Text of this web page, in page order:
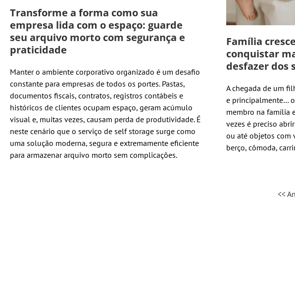
Transforme a forma como sua
empresa lida com o espaço: guarde
seu arquivo morto com segurança e
praticidade
Manter o ambiente corporativo organizado é um desafio
constante para empresas de todos os portes. Pastas,
documentos fiscais, contratos, registros contábeis e
históricos de clientes ocupam espaço, geram acúmulo
visual e, muitas vezes, causam perda de produtividade. É
neste cenário que o serviço de self storage surge como
uma solução moderna, segura e extremamente eficiente
para armazenar arquivo morto sem complicações.
Família
conquistar
desfazer dos
A chegada de um
e principalmente…
membro na família
vezes é preciso
ou até objetos com
berço, cômoda,
<<